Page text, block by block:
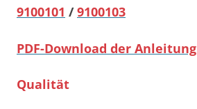
9100101 /9100103
PDF-Download der Anleitung
Qualität